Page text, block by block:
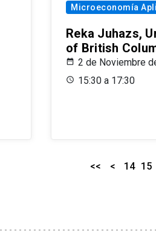
Microeconomía
Reka Juhazs,
of British
2 de Noviembre
15:30 a 17:30
<< < 14 15